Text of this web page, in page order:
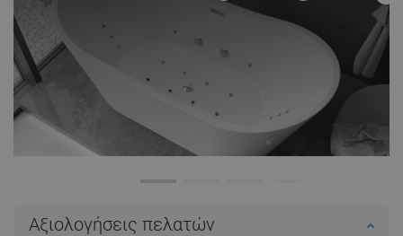
Αξιολογήσεις πελατών